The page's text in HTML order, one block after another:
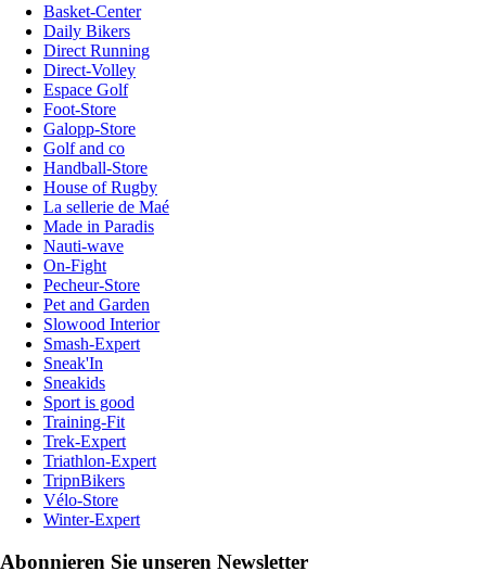
Basket-Center
Daily Bikers
Direct Running
Direct-Volley
Espace Golf
Foot-Store
Galopp-Store
Golf and co
Handball-Store
House of Rugby
La sellerie de Maé
Made in Paradis
Nauti-wave
On-Fight
Pecheur-Store
Pet and Garden
Slowood Interior
Smash-Expert
Sneak'In
Sneakids
Sport is good
Training-Fit
Trek-Expert
Triathlon-Expert
TripnBikers
Vélo-Store
Winter-Expert
Abonnieren Sie unseren Newsletter